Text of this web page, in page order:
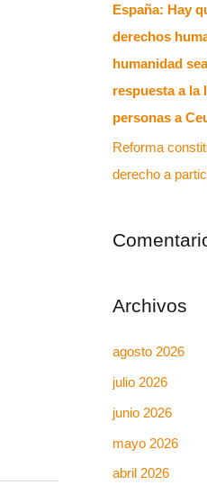
España: Hay
derechos
humanidad
respuesta a la
personas a
Reforma
derecho a
Archivos
agosto 2026
julio 2026
junio 2026
mayo 2026
abril 2026